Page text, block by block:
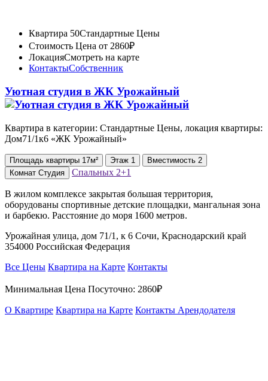
Квартира 50Стандартные Цены
Стоимость Цена от 2860₽
ЛокацияСмотреть на карте
КонтактыСобственник
Уютная студия в ЖК Урожайный
Квартира в категории: Стандартные Цены, локация квартиры:
Дом71/1к6 «ЖК Урожайный»
Площадь квартиры 17м² Этаж 1 Вместимость 2
Комнат Студия Спальных 2+1
В жилом комплексе закрытая большая территория,
оборудованы спортивные детские площадки, мангальная зона
и барбекю. Расстояние до моря 1600 метров.
Урожайная улица, дом 71/1, к 6 Сочи, Краснодарский край
354000 Российская Федерация
Все Цены Квартира на Карте Контакты
Минимальная Цена Посуточно: 2860₽
О Квартире Квартира на Карте Контакты Арендодателя